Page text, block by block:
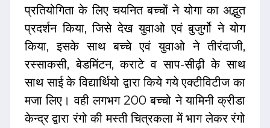
प्रतियोगिता के लिए चयनित बच्चों ने योगा का अद्भुत
प्रदर्शन किया, जिसे देख युवाओ एवं बुजुर्गो ने योग
किया, इसके साथ बच्चे एवं युवाओ ने तीरंदाजी,
रस्साकसी, बेडमिंटन, कराटे व साप-सीढ़ी के साथ
साथ साई के विद्यार्थियो द्वारा किये गये एक्टीविटीज का
मजा लिए। वही लगभग 200 बच्चो ने यामिनी क्रीडा
केन्द्र द्वारा रंगो की मस्ती चित्रकला में भाग लेकर रंगो